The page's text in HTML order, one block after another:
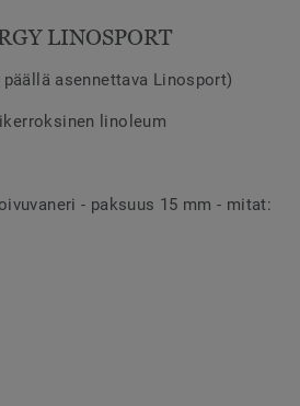
LINOSPORT
asennettava Linosport)
linoleum
- paksuus 15 mm - mitat: